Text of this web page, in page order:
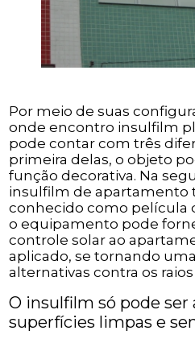
Por meio de suas
onde encontro insulfilm
pode contar com três
primeira delas, o objeto
função decorativa. Na
insulfilm de apartamento
conhecido como película
o equipamento pode
controle solar ao
aplicado, se tornando
alternativas contra os raios
O insulfilm só pode ser
superfícies limpas e